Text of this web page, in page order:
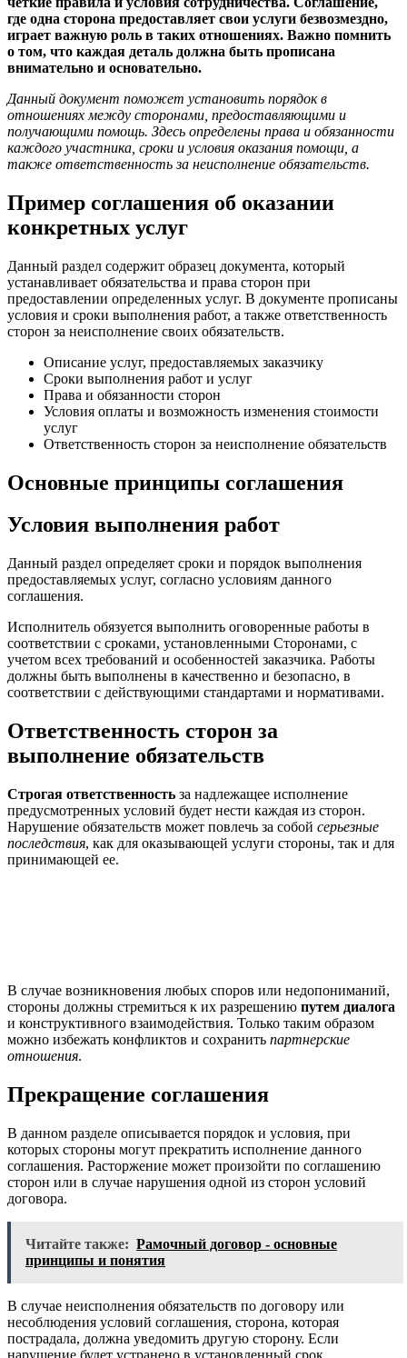
где одна сторона предоставляет свои услуги безвозмездно,
играет важную роль в таких отношениях. Важно помнить
о том, что каждая деталь должна быть прописана
внимательно и основательно.
Данный документ поможет установить порядок в
отношениях между сторонами, предоставляющими и
получающими помощь. Здесь определены права и обязанности
каждого участника, сроки и условия оказания помощи, а
также ответственность за неисполнение обязательств.
Пример соглашения об оказании
конкретных услуг
Данный раздел содержит образец документа, который
устанавливает обязательства и права сторон при
предоставлении определенных услуг. В документе прописаны
условия и сроки выполнения работ, а также ответственность
сторон за неисполнение своих обязательств.
Описание услуг, предоставляемых заказчику
Сроки выполнения работ и услуг
Права и обязанности сторон
Условия оплаты и возможность изменения стоимости
услуг
Ответственность сторон за неисполнение обязательств
Основные принципы соглашения
Условия выполнения работ
Данный раздел определяет сроки и порядок выполнения
предоставляемых услуг, согласно условиям данного
соглашения.
Исполнитель обязуется выполнить оговоренные работы в
соответствии с сроками, установленными Сторонами, с
учетом всех требований и особенностей заказчика. Работы
должны быть выполнены в качественно и безопасно, в
соответствии с действующими стандартами и нормативами.
Ответственность сторон за
выполнение обязательств
Строгая ответственность за надлежащее исполнение
предусмотренных условий будет нести каждая из сторон.
Нарушение обязательств может повлечь за собой серьезные
последствия, как для оказывающей услуги стороны, так и для
принимающей ее.
В случае возникновения любых споров или недопониманий,
стороны должны стремиться к их разрешению путем диалога
и конструктивного взаимодействия. Только таким образом
можно избежать конфликтов и сохранить партнерские
отношения.
Прекращение соглашения
В данном разделе описывается порядок и условия, при
которых стороны могут прекратить исполнение данного
соглашения. Расторжение может произойти по соглашению
сторон или в случае нарушения одной из сторон условий
договора.
Читайте также: Рамочный договор - основные
принципы и понятия
В случае неисполнения обязательств по договору или
несоблюдения условий соглашения, сторона, которая
пострадала, должна уведомить другую сторону. Если
нарушение будет устранено в установленный срок,